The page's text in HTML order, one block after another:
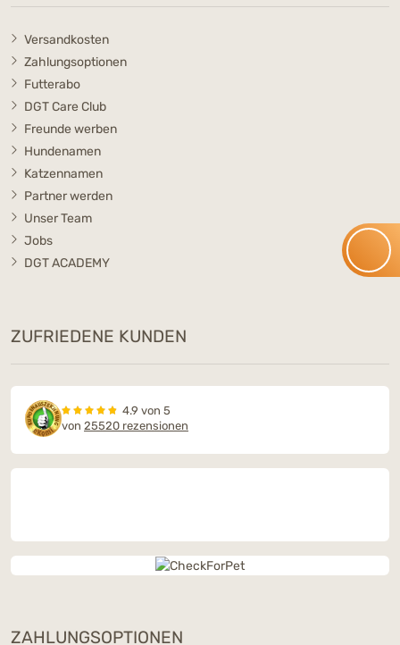
Versandkosten
Zahlungsoptionen
Futterabo
DGT Care Club
Freunde werben
Hundenamen
Katzennamen
Partner werden
Unser Team
Jobs
DGT ACADEMY
ZUFRIEDENE KUNDEN
4.9 von 5
von 25520 rezensionen
ZAHLUNGSOPTIONEN